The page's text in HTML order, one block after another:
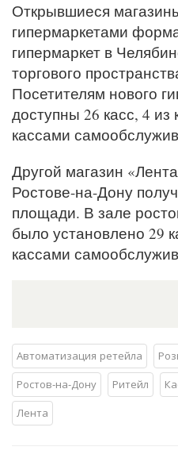
Открывшиеся
гипермаркетами
гипермаркет в
торгового
Посетителям нового
доступны 26 касс, 4 из
кассами
Другой магазин
Ростове-на-Дону
площади. В зале
было установлено 29
кассами
Автоматизация ретейла
Ростов-на-Дону
Ритейл
Лента